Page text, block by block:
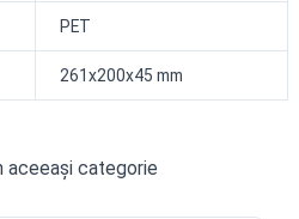
PET
261x200x45 mm
aceeași categorie